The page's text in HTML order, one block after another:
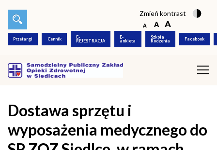
Zmień kontrast
Przetargi Cennik E-
REJESTRACJA
E-
ankieta
Szkoła
Rodzenia Facebook
Dostawa sprzętu i
wyposażenia medycznego do